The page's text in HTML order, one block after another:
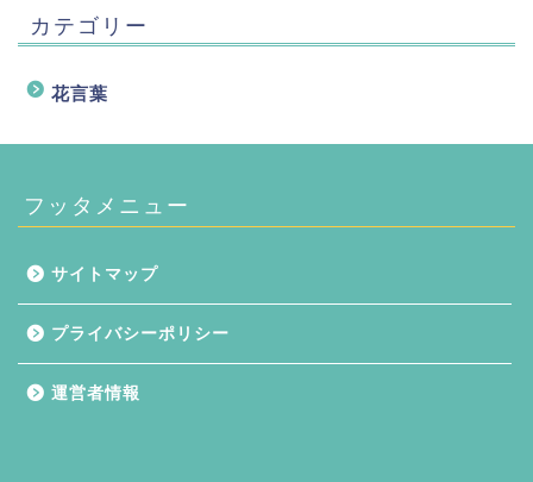
カテゴリー
花言葉
フッタメニュー
サイトマップ
プライバシーポリシー
運営者情報